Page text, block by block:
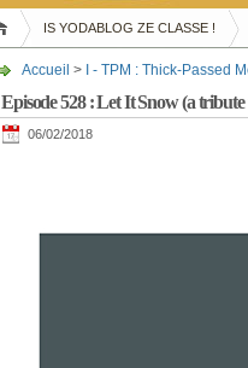
IS YODABLOG ZE CLASSE !
Accueil > I - TPM : Thick-Passed
Episode 528 : Let It Snow (a
06/02/2018